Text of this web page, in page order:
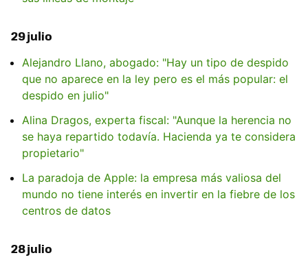
29 julio
Alejandro Llano, abogado: "Hay un tipo de despido
que no aparece en la ley pero es el más popular: el
despido en julio"
Alina Dragos, experta fiscal: "Aunque la herencia no
se haya repartido todavía. Hacienda ya te considera
propietario"
La paradoja de Apple: la empresa más valiosa del
mundo no tiene interés en invertir en la fiebre de los
centros de datos
28 julio